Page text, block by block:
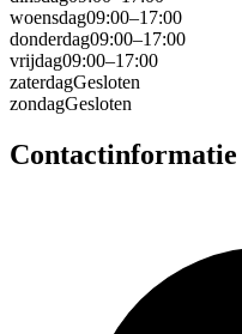
woensdag09:00–17:00
donderdag09:00–17:00
vrijdag09:00–17:00
zaterdagGesloten
zondagGesloten
Contactinformatie